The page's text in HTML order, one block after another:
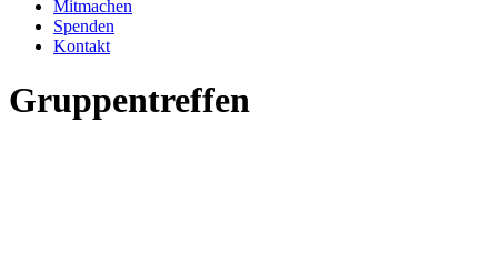
Mitmachen
Spenden
Kontakt
Gruppentreffen